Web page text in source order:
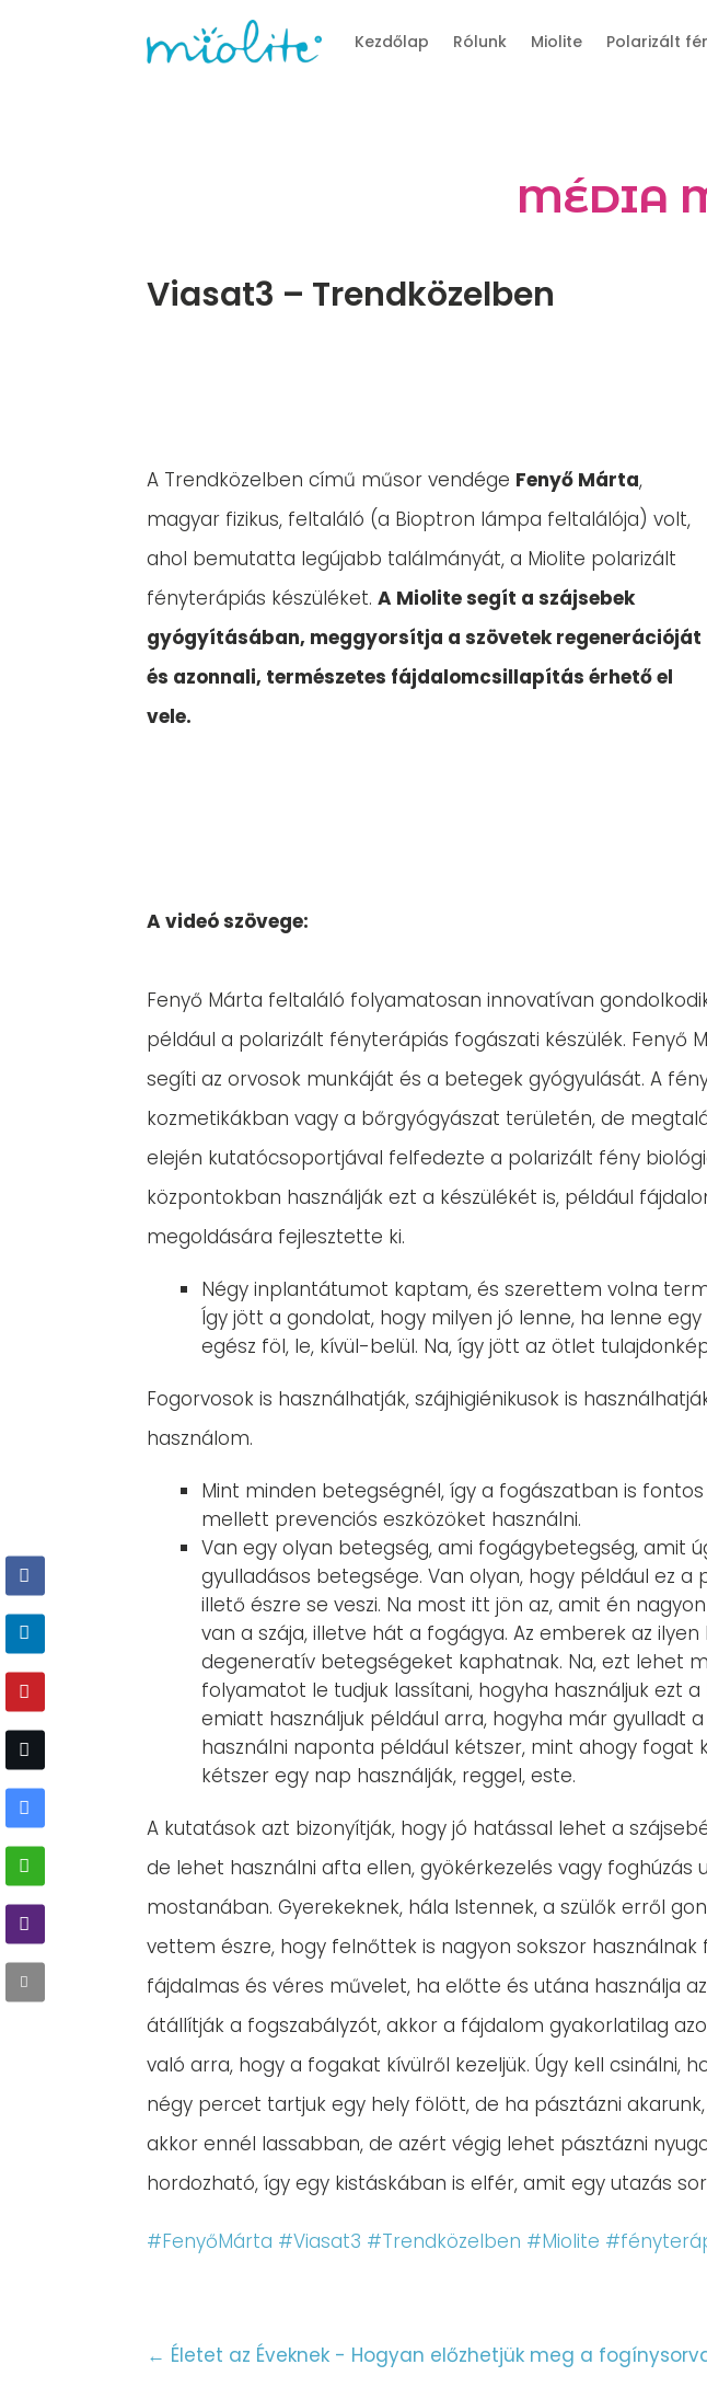
Kezdőlap Rólunk Miolite Polarizált
MÉDIA
Viasat3 – Trendközelben
A Trendközelben című műsor vendége Fenyő Márta,
magyar fizikus, feltaláló (a Bioptron lámpa feltalálója) volt,
ahol bemutatta legújabb találmányát, a Miolite polarizált
fényterápiás készüléket.A Miolite segít a szájsebek
gyógyításában, meggyorsítja a szövetek regenerációját
és azonnali, természetes fájdalomcsillapítás érhető el
vele.
A videó szövege:
Fenyő Márta feltaláló folyamatosan innovatívan
például a polarizált fényterápiás fogászati készülék.
segíti az orvosok munkáját és a betegek gyógyulását. A
kozmetikákban vagy a bőrgyógyászat területén, de
elején kutatócsoportjával felfedezte a polarizált fény
központokban használják ezt a készülékét is, például
megoldására fejlesztette ki.
Négy inplantátumot kaptam, és szerettem volna
Így jött a gondolat, hogy milyen jó lenne, ha lenne
egész föl, le, kívül-belül. Na, így jött az ötlet
Fogorvosok is használhatják, szájhigiénikusok is
használom.
Mint minden betegségnél, így a fogászatban is
mellett prevenciós eszközöket használni.
Van egy olyan betegség, ami fogágybetegség, amit
gyulladásos betegsége. Van olyan, hogy például ez
illető észre se veszi. Na most itt jön az, amit én
van a szája, illetve hát a fogágya. Az emberek az
degeneratív betegségeket kaphatnak. Na, ezt lehet
folyamatot le tudjuk lassítani, hogyha használjuk ezt
emiatt használjuk például arra, hogyha már gyulladt
használni naponta például kétszer, mint ahogy fogat
kétszer egy nap használják, reggel, este.
A kutatások azt bizonyítják, hogy jó hatással lehet a
de lehet használni afta ellen, gyökérkezelés vagy
mostanában. Gyerekeknek, hála Istennek, a szülők erről
vettem észre, hogy felnőttek is nagyon sokszor
fájdalmas és véres művelet, ha előtte és utána használja
átállítják a fogszabályzót, akkor a fájdalom gyakorlatilag
való arra, hogy a fogakat kívülről kezeljük. Úgy kell
négy percet tartjuk egy hely fölött, de ha pásztázni
akkor ennél lassabban, de azért végig lehet pásztázni
hordozható, így egy kistáskában is elfér, amit egy utazás
#FenyőMárta #Viasat3 #Trendközelben #Miolite
← Életet az Éveknek - Hogyan előzhetjük meg a